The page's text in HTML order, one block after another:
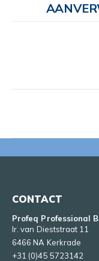
CONTACT
Profeq Professional
Ir. van Dieststraat 11
6466 NA Kerkrade
+31 (0)45 5723142